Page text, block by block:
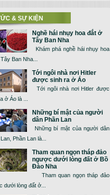
& SỰ KIỆN
Nghề hái nhụy hoa đắt ở
Tây Ban Nha
Khám phá nghề hái nhụy hoa
Ban Nha...
Tới ngôi nhà nơi Hitler
được sinh ra ở Áo
Tới ngôi nhà nơi Hitler được
ở Áo là ...
Những bí mật của người
dân Phần Lan
Những bí mật của người dân
Phần Lan là...
Tham quan ngọn tháp đảo
ngược dưới lòng đất ở Bồ
Đào Nha
Tham quan ngọn tháp đảo
dưới lòng đất ở...